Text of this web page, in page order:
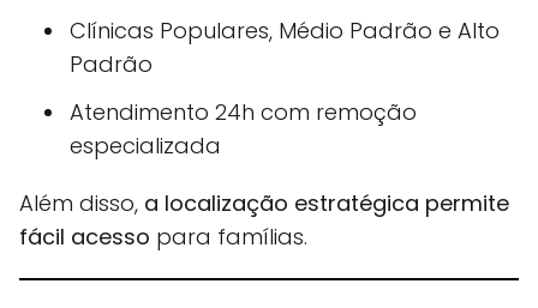
Clínicas Populares, Médio Padrão e Alto
Padrão
Atendimento 24h com remoção
especializada
Além disso, a localização estratégica permite
fácil acesso para famílias.